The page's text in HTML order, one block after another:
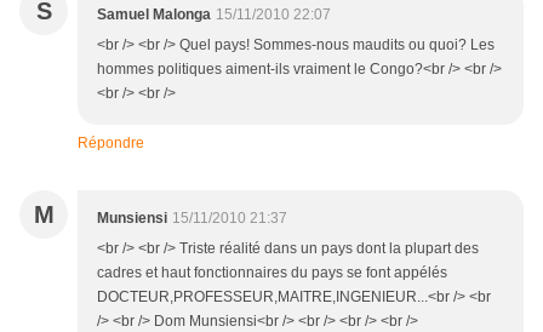
S Samuel Malonga 15/11/2010 22:07
<br /> <br /> Quel pays! Sommes-nous maudits ou quoi? Les
hommes politiques aiment-ils vraiment le Congo?<br /> <br />
<br /> <br />
Répondre
M Munsiensi 15/11/2010 21:37
<br /> <br /> Triste réalité dans un pays dont la plupart des
cadres et haut fonctionnaires du pays se font appélés
DOCTEUR,PROFESSEUR,MAITRE,INGENIEUR...<br /> <br
/> <br /> Dom Munsiensi<br /> <br /> <br /> <br />